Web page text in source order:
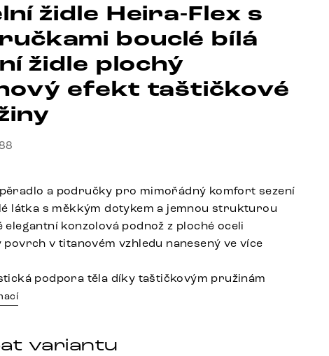
židle Heira-Flex s
bouclé bílá
židle plochý
efekt taštičkové
a područky pro mimořádný komfort sezení
látka s měkkým dotykem a jemnou strukturou
elegantní konzolová podnož z ploché oceli
povrch v titanovém vzhledu nanesený ve více
podpora těla díky taštičkovým pružinám
variantu